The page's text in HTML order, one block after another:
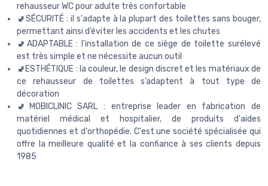
rehausseur WC pour adulte très confortable
🚽SÉCURITÉ : il s'adapte à la plupart des toilettes sans bouger,
permettant ainsi d’éviter les accidents et les chutes
🚽ADAPTABLE : l'installation de ce siège de toilette surélevé
est très simple et ne nécessite aucun outil
🚽ESTHÉTIQUE : la couleur, le design discret et les matériaux de
ce rehausseur de toilettes s’adaptent à tout type de
décoration
🚽MOBICLINIC SARL : entreprise leader en fabrication de
matériel médical et hospitalier, de produits d'aides
quotidiennes et d'orthopédie. C'est une société spécialisée qui
offre la meilleure qualité et la confiance à ses clients depuis
1985